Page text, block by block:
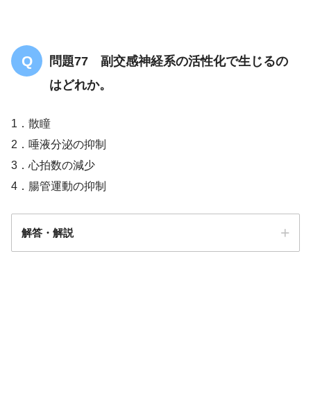
問題77 副交感神経系の活性化で生じるの
はどれか。
1．散瞳
2．唾液分泌の抑制
3．心拍数の減少
4．腸管運動の抑制
解答・解説